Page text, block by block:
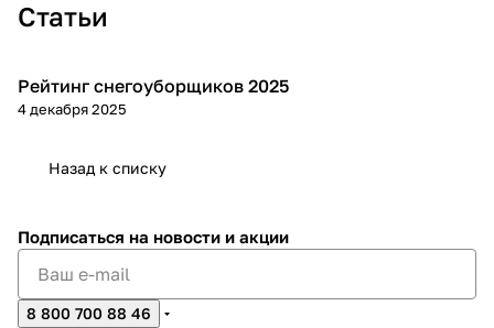
Статьи
Зимняя
Рейтинг снегоуборщиков 2025
4 декабря 2025
Назад к списку
Подписаться на новости и акции
8 800 700 88 46